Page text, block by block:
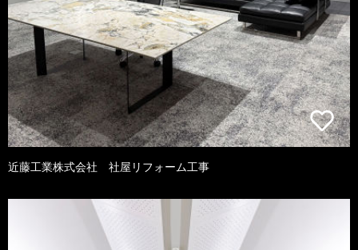
近藤工業株式会社 社屋リフォーム工事